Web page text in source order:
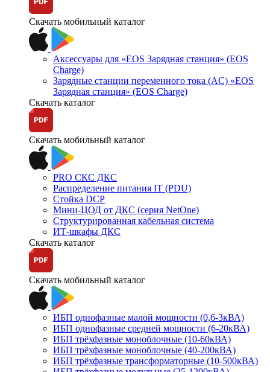
Скачать мобильный каталог
Аксессуары для «EOS Зарядная станция» (EOS
Charge)
Зарядные станции переменного тока (AC) «EOS
Зарядная станция» (EOS Charge)
Скачать каталог
Скачать мобильный каталог
PRO СКС ДКС
Распределение питания IT (PDU)
Стойка DCP
Мини-ЦОД от ДКС (серия NetOne)
Структурированная кабельная система
ИТ-шкафы ДКС
Скачать каталог
Скачать мобильный каталог
ИБП однофазные малой мощности (0,6-3кВА)
ИБП однофазные средней мощности (6-20кВА)
ИБП трёхфазные моноблочные (10-60кВА)
ИБП трёхфазные моноблочные (40-200кВА)
ИБП трёхфазные трансформаторные (10-500кВА)